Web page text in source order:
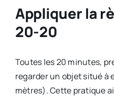
Appliquer la
20-20
Toutes les 20 minutes,
regarder un objet situé à
mètres). Cette pratique